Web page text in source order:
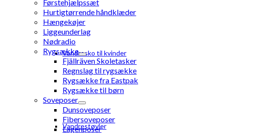
Vandresko til kvinder
Vandrestøvler
Førstehjælpssæt
Hurtigtørrende håndklæder
Hængekøjer
Liggeunderlag
Nødradio
Rygsække
Fjällräven Skoletasker
Regnslag til rygsække
Rygsække fra Eastpak
Rygsække til børn
Soveposer
Dunsoveposer
Fibersoveposer
Lagenposer